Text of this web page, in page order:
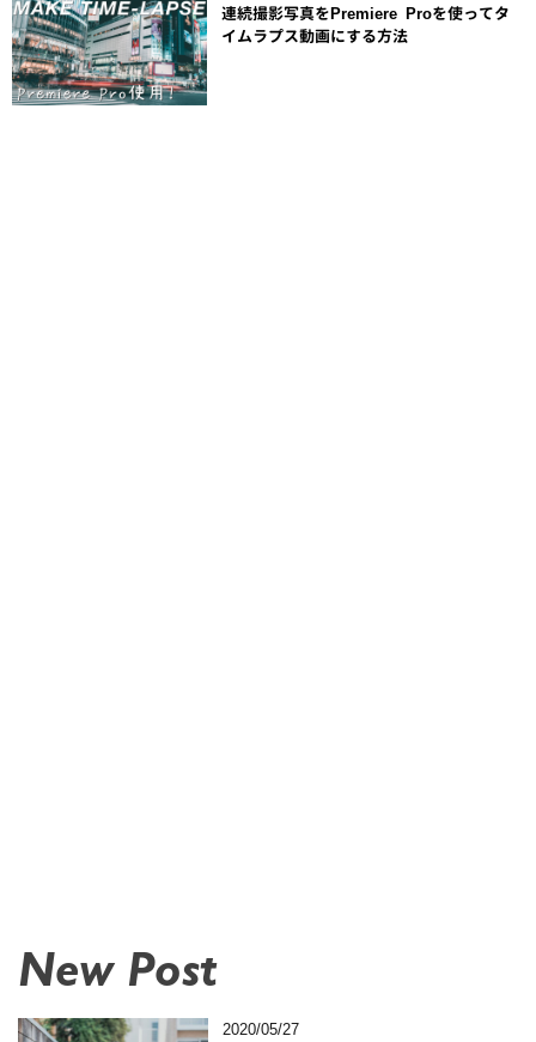
連続撮影写真をPremiere Proを使ってタ
イムラプス動画にする方法
New Post
2020/05/27